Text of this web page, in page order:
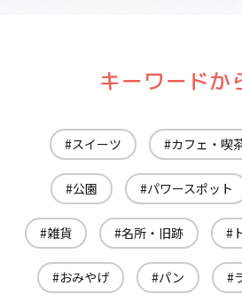
キーワードか
スイーツ カフェ・喫
公園 パワースポット
雑貨 名所・旧跡
おみやげ パン